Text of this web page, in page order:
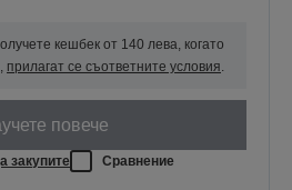
кешбек от 140 лева, когато
прилагат се съответните условия.
повече
закупите Сравнение